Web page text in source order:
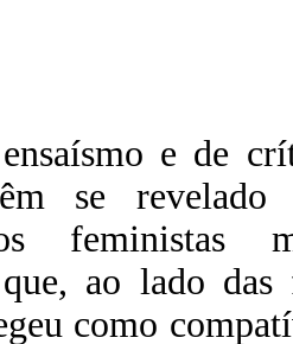
e de
se
que, ao lado
como